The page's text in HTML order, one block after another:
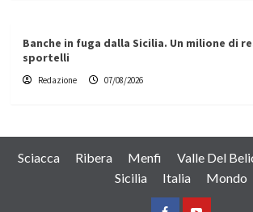
Banche in fuga dalla Sicilia. Un milione di
sportelli
Redazione 07/08/2026
Sciacca Ribera Menfi Valle Del
Sicilia
Italia Mondo